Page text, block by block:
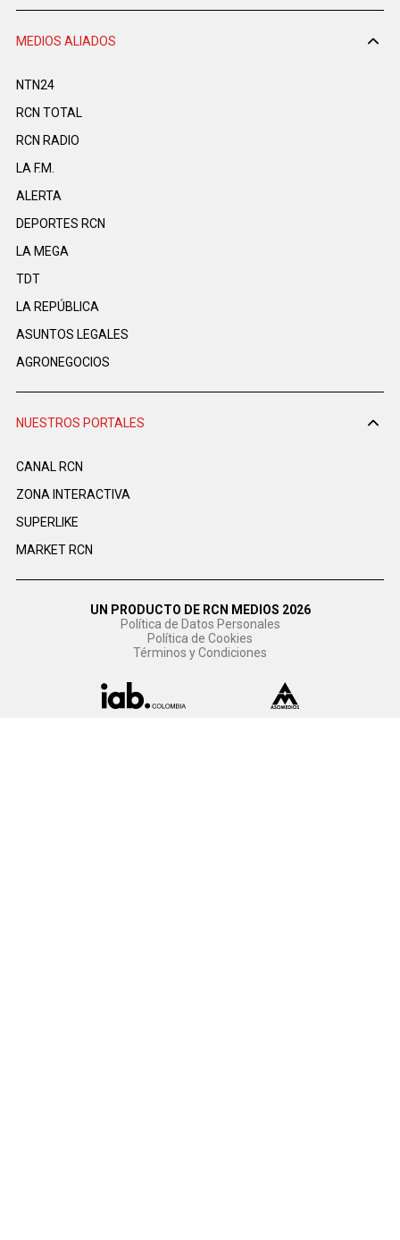
MEDIOS ALIADOS
NTN24
RCN TOTAL
RCN RADIO
LA F.M.
ALERTA
DEPORTES RCN
LA MEGA
TDT
LA REPÚBLICA
ASUNTOS LEGALES
AGRONEGOCIOS
NUESTROS PORTALES
CANAL RCN
ZONA INTERACTIVA
SUPERLIKE
MARKET RCN
UN PRODUCTO DE RCN MEDIOS 2026
Política de Datos Personales
Política de Cookies
Términos y Condiciones